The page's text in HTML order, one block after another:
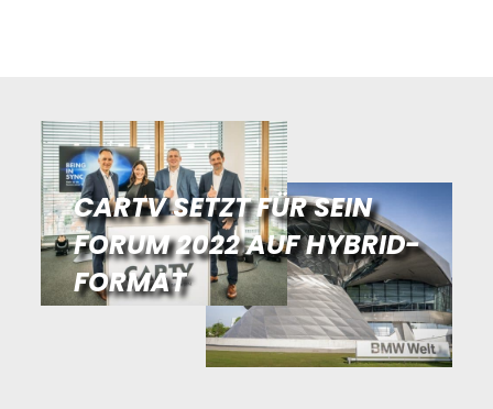
CARTV SETZT FÜR SEIN
FORUM 2022 AUF HYBRID-
FORMAT